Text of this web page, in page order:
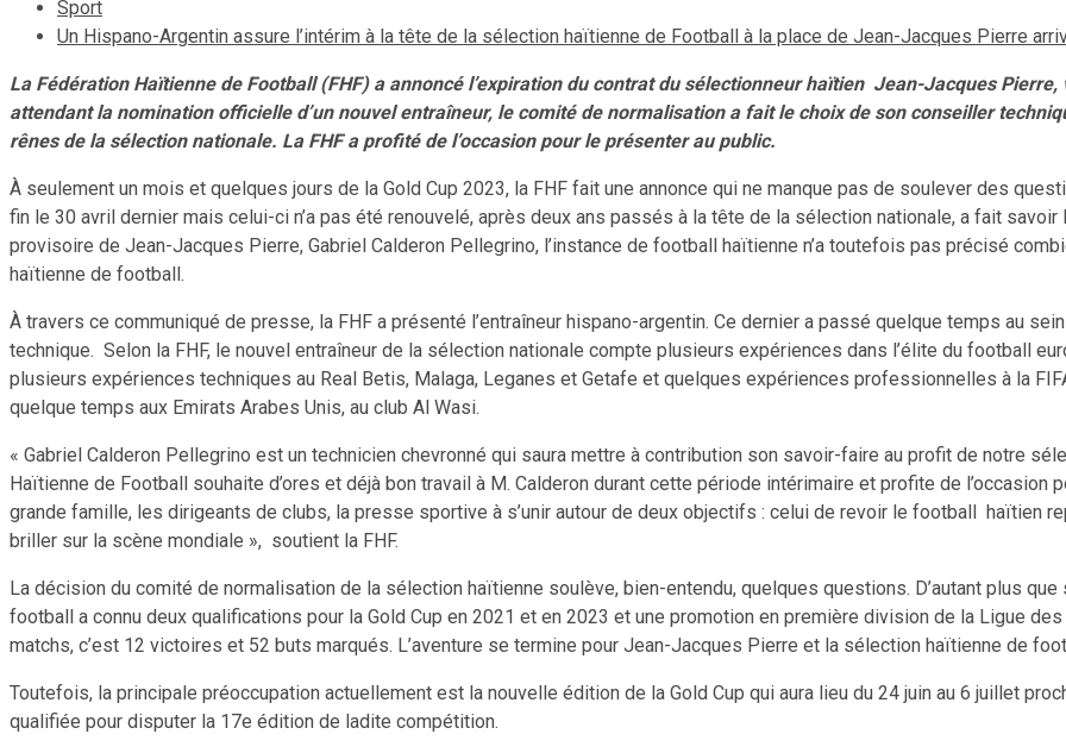
Sport
Un Hispano-Argentin assure l’intérim à la tête de la sélection haïtienne de Football à la place de Jean-Jacques Pierre
La Fédération Haïtienne de Football (FHF) a annoncé l’expiration du contrat du sélectionneur haïtien Jean-Jacques
attendant la nomination officielle d’un nouvel entraîneur, le comité de normalisation a fait le choix de son conseiller
rênes de la sélection nationale. La FHF a profité de l’occasion pour le présenter au public.
À seulement un mois et quelques jours de la Gold Cup 2023, la FHF fait une annonce qui ne manque pas de soulever des
fin le 30 avril dernier mais celui-ci n’a pas été renouvelé, après deux ans passés à la tête de la sélection nationale, a fait savoir
provisoire de Jean-Jacques Pierre, Gabriel Calderon Pellegrino, l’instance de football haïtienne n’a toutefois pas précisé
haïtienne de football.
À travers ce communiqué de presse, la FHF a présenté l’entraîneur hispano-argentin. Ce dernier a passé quelque temps au
technique. Selon la FHF, le nouvel entraîneur de la sélection nationale compte plusieurs expériences dans l’élite du football
plusieurs expériences techniques au Real Betis, Malaga, Leganes et Getafe et quelques expériences professionnelles à la
quelque temps aux Emirats Arabes Unis, au club Al Wasi.
« Gabriel Calderon Pellegrino est un technicien chevronné qui saura mettre à contribution son savoir-faire au profit de notre
Haïtienne de Football souhaite d’ores et déjà bon travail à M. Calderon durant cette période intérimaire et profite de
grande famille, les dirigeants de clubs, la presse sportive à s’unir autour de deux objectifs : celui de revoir le football haïtien
briller sur la scène mondiale », soutient la FHF.
La décision du comité de normalisation de la sélection haïtienne soulève, bien-entendu, quelques questions. D’autant plus
football a connu deux qualifications pour la Gold Cup en 2021 et en 2023 et une promotion en première division de la Ligue
matchs, c’est 12 victoires et 52 buts marqués. L’aventure se termine pour Jean-Jacques Pierre et la sélection haïtienne de
Toutefois, la principale préoccupation actuellement est la nouvelle édition de la Gold Cup qui aura lieu du 24 juin au 6 juillet
qualifiée pour disputer la 17e édition de ladite compétition.